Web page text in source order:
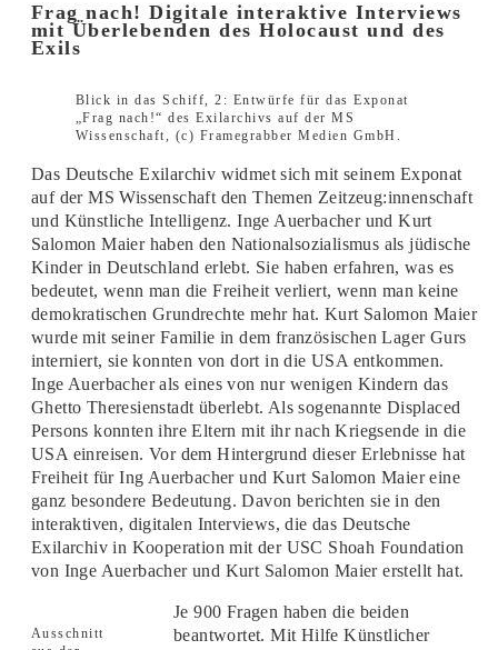
Frag nach! Digitale interaktive Interviews
mit Überlebenden des Holocaust und des
Exils
Blick in das Schiff, 2: Entwürfe für das Exponat
„Frag nach!“ des Exilarchivs auf der MS
Wissenschaft, (c) Framegrabber Medien GmbH.
Das Deutsche Exilarchiv widmet sich mit seinem Exponat
auf der MS Wissenschaft den Themen Zeitzeug:innenschaft
und Künstliche Intelligenz. Inge Auerbacher und Kurt
Salomon Maier haben den Nationalsozialismus als jüdische
Kinder in Deutschland erlebt. Sie haben erfahren, was es
bedeutet, wenn man die Freiheit verliert, wenn man keine
demokratischen Grundrechte mehr hat. Kurt Salomon Maier
wurde mit seiner Familie in dem französischen Lager Gurs
interniert, sie konnten von dort in die USA entkommen.
Inge Auerbacher als eines von nur wenigen Kindern das
Ghetto Theresienstadt überlebt. Als sogenannte Displaced
Persons konnten ihre Eltern mit ihr nach Kriegsende in die
USA einreisen. Vor dem Hintergrund dieser Erlebnisse hat
Freiheit für Ing Auerbacher und Kurt Salomon Maier eine
ganz besondere Bedeutung. Davon berichten sie in den
interaktiven, digitalen Interviews, die das Deutsche
Exilarchiv in Kooperation mit der USC Shoah Foundation
von Inge Auerbacher und Kurt Salomon Maier erstellt hat.
Ausschnitt
Je 900 Fragen haben die beiden
beantwortet. Mit Hilfe Künstlicher